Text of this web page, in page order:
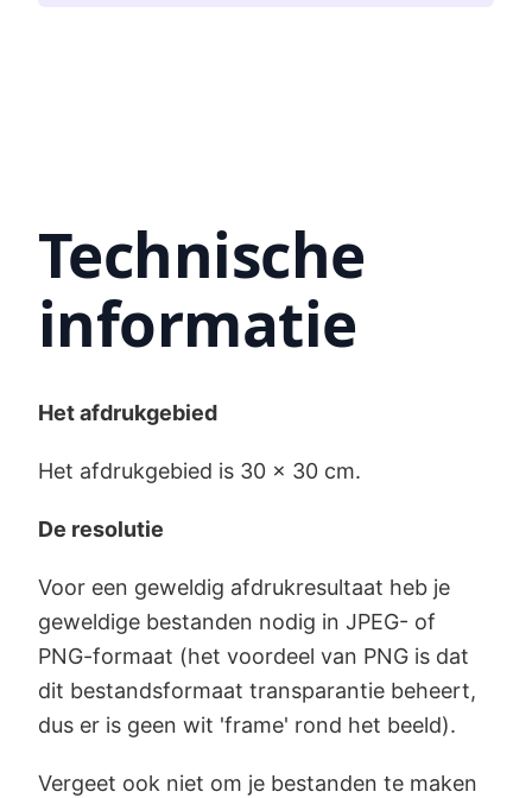
Technische
informatie
Het afdrukgebied
Het afdrukgebied is 30 x 30 cm.
De resolutie
Voor een geweldig afdrukresultaat heb je
geweldige bestanden nodig in JPEG- of
PNG-formaat (het voordeel van PNG is dat
dit bestandsformaat transparantie beheert,
dus er is geen wit 'frame' rond het beeld).
Vergeet ook niet om je bestanden te maken